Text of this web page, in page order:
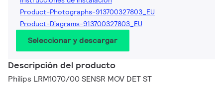
Product-Photographs-913700327803_EU
Product-Diagrams-913700327803_EU
Seleccionar y descargar
Descripción del producto
Philips LRM1070/00 SENSR MOV DET ST